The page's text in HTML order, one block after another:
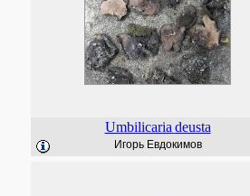
Umbilicaria deusta
Игорь Евдокимов